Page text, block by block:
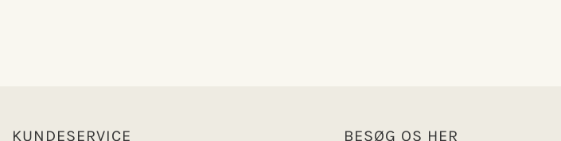
KUNDESERVICE BESØG OS HER